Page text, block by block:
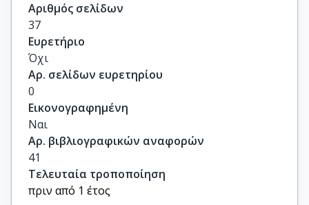
Αριθμός σελίδων
37
Ευρετήριο
Όχι
Αρ. σελίδων ευρετηρίου
0
Εικονογραφημένη
Ναι
Αρ. βιβλιογραφικών αναφορών
41
Τελευταία τροποποίηση
πριν από 1 έτος